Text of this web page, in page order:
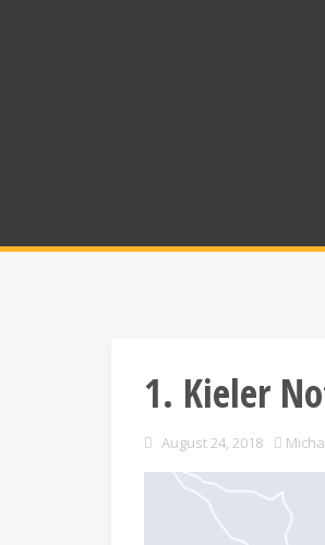
1. Kieler
August 24, 2018